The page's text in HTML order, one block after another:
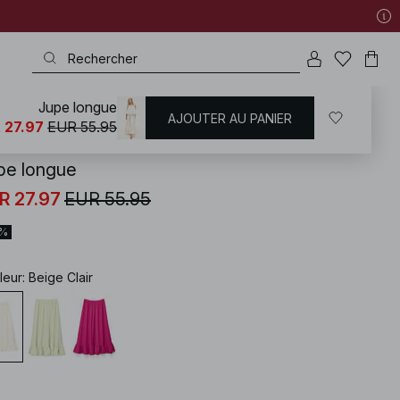
/ Sets
longue
27.97 EUR 55.95
: Beige Clair
Jupe longue
27.97 EUR 55.95 AJOUTER AU PANIER